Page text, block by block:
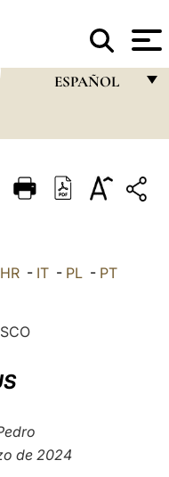
ESPAÑOL
ITALIANO
HR- IT- PL- PT
de 2024